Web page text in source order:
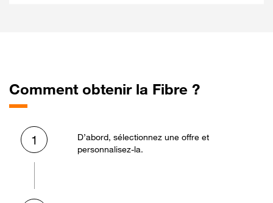
Comment obtenir la Fibre ?
1
D’abord, sélectionnez une offre et
personnalisez-la.